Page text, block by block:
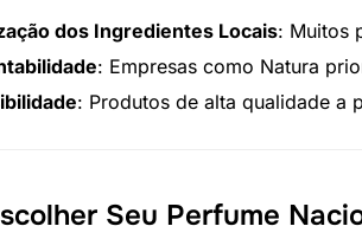
dos Ingredientes Locais: Muitos
: Empresas como Natura
: Produtos de alta qualidade a
Seu Perfume